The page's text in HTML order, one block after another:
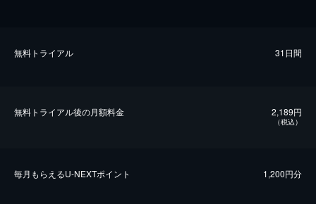
無料トライアル 31日間
無料トライアル後の⽉額料金 2,189円
（税込）
毎⽉もらえるU-NEXTポイント 1,200円分